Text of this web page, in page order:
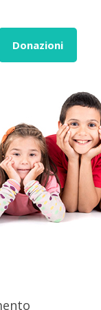
Donazioni